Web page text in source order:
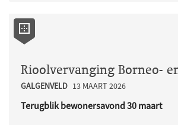
GALGENVELD 13 MAART 2026
Terugblik bewonersavond 30 maart